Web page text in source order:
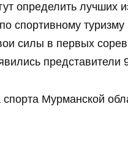
определить лучших
спортивному
силы в первых
представители
Мурманской